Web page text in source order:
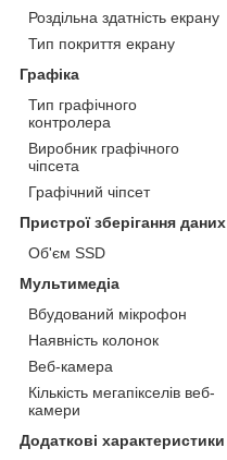
Роздільна здатність екрану
Тип покриття екрану
Графіка
Тип графічного
контролера
Виробник графічного
чіпсета
Графічний чіпсет
Пристрої зберігання даних
Об'єм SSD
Мультимедіа
Вбудований мікрофон
Наявність колонок
Веб-камера
Кількість мегапікселів веб-
камери
Додаткові характеристики